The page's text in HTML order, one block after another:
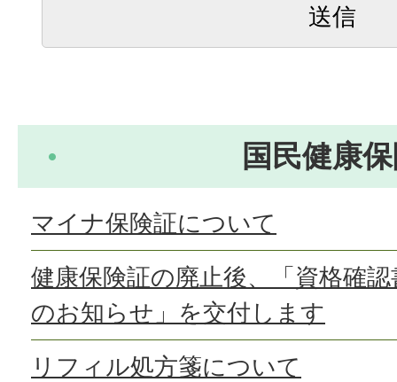
国民健康
マイナ保険証について
健康保険証の廃止後、「資格確
のお知らせ」を交付します
リフィル処方箋について